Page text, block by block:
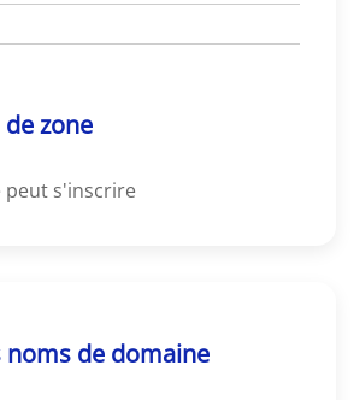
zone
peut s'inscrire
noms de domaine